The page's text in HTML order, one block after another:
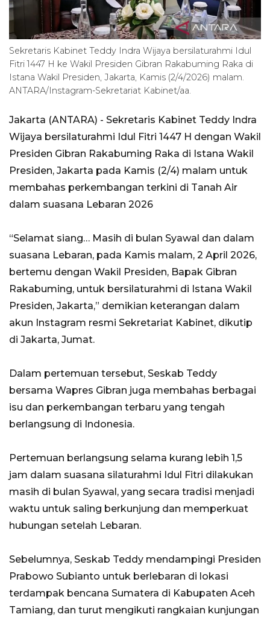
Sekretaris Kabinet Teddy Indra Wijaya bersilaturahmi Idul
Fitri 1447 H ke Wakil Presiden Gibran Rakabuming Raka di
Istana Wakil Presiden, Jakarta, Kamis (2/4/2026) malam.
ANTARA/Instagram-Sekretariat Kabinet/aa.
Jakarta (ANTARA) - Sekretaris Kabinet Teddy Indra
Wijaya bersilaturahmi Idul Fitri 1447 H dengan Wakil
Presiden Gibran Rakabuming Raka di Istana Wakil
Presiden, Jakarta pada Kamis (2/4) malam untuk
membahas perkembangan terkini di Tanah Air
dalam suasana Lebaran 2026
“Selamat siang… Masih di bulan Syawal dan dalam
suasana Lebaran, pada Kamis malam, 2 April 2026,
bertemu dengan Wakil Presiden, Bapak Gibran
Rakabuming, untuk bersilaturahmi di Istana Wakil
Presiden, Jakarta,” demikian keterangan dalam
akun Instagram resmi Sekretariat Kabinet, dikutip
di Jakarta, Jumat.
Dalam pertemuan tersebut, Seskab Teddy
bersama Wapres Gibran juga membahas berbagai
isu dan perkembangan terbaru yang tengah
berlangsung di Indonesia.
Pertemuan berlangsung selama kurang lebih 1,5
jam dalam suasana silaturahmi Idul Fitri dilakukan
masih di bulan Syawal, yang secara tradisi menjadi
waktu untuk saling berkunjung dan memperkuat
hubungan setelah Lebaran.
Sebelumnya, Seskab Teddy mendampingi Presiden
Prabowo Subianto untuk berlebaran di lokasi
terdampak bencana Sumatera di Kabupaten Aceh
Tamiang, dan turut mengikuti rangkaian kunjungan